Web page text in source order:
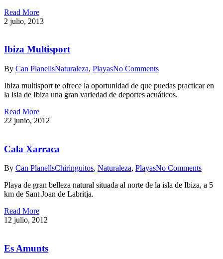
Read More
2 julio, 2013
Ibiza Multisport
By Can PlanellsNaturaleza, PlayasNo Comments
Ibiza multisport te ofrece la oportunidad de que puedas practicar en
la isla de Ibiza una gran variedad de deportes acuáticos.
Read More
22 junio, 2012
Cala Xarraca
By Can PlanellsChiringuitos, Naturaleza, PlayasNo Comments
Playa de gran belleza natural situada al norte de la isla de Ibiza, a 5
km de Sant Joan de Labritja.
Read More
12 julio, 2012
Es Amunts